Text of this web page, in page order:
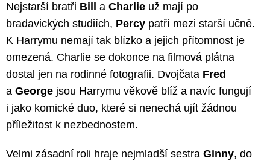
Nejstarší bratři Bill a Charlie už mají po
bradavických studiích, Percy patří mezi starší učně.
K Harrymu nemají tak blízko a jejich přítomnost je
omezená. Charlie se dokonce na filmová plátna
dostal jen na rodinné fotografii. Dvojčata Fred
a George jsou Harrymu věkově blíž a navíc fungují
i jako komické duo, které si nenechá ujít žádnou
příležitost k nezbednostem.
Velmi zásadní roli hraje nejmladší sestra Ginny, do